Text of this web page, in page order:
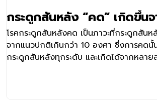
ศัลยแพทย์กระดูกและข้อเฉพาะทางด้านโรคก
พยาบาลเวชธานี เปิดเผยว่า นอกจากลักษณ
ยังมีการวัดมุมหรือความคดของแนวกระดูก
หรือที่เรียกว่า Cobb angle โดยสามารถเห็
เอกซเรย์ โดยโรคกระดูกสันหลังคดส่วนมา
กระดูกสันหลัง “คด” เกิดขึ้นจ
โรคกระดูกสันหลังคด เป็นภาวะที่กระดูกสัน
จากแนวปกติเกินกว่า 10 องศา ซึ่งการคดนั้
กระดูกสันหลังทุกระดับ และเกิดได้จากหลา